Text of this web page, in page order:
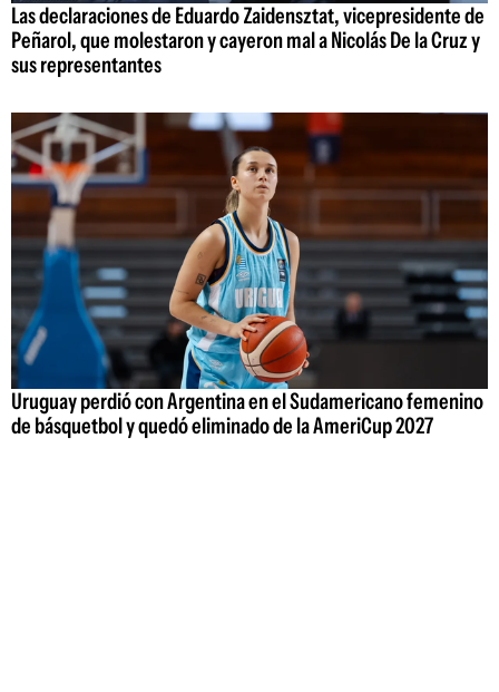
Las declaraciones de Eduardo Zaidensztat, vicepresidente de
Peñarol, que molestaron y cayeron mal a Nicolás De la Cruz y
sus representantes
Uruguay perdió con Argentina en el Sudamericano femenino
de básquetbol y quedó eliminado de la AmeriCup 2027